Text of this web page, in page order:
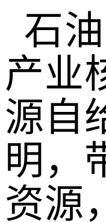
石
产业
源自
明，
资源